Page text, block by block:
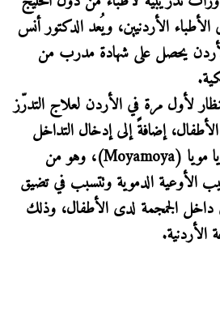
الأطباء الأردنيين، ويُعد الدكتور أنس
يحصل على شهادة مدرب من
لأول مرة في الأردن لعلاج التدرّز
إضافةً إلى إدخال التداخل
مويا (Moyamoya)، وهو من
الأوعية الدموية وتتسبب في تضيق
داخل الجمجمة لدى الأطفال، وذلك